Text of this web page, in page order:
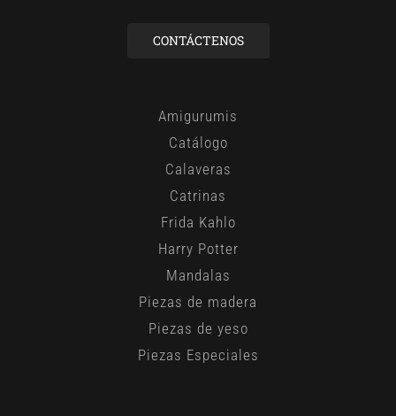
CONTÁCTENOS
Amigurumis
Catálogo
Calaveras
Catrinas
Frida Kahlo
Harry Potter
Mandalas
Piezas de madera
Piezas de yeso
Piezas Especiales